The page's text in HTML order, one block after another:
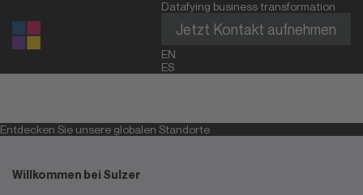
Datafying business transformation
Jetzt Kontakt aufnehmen
EN
ES
Entdecken Sie unsere globalen Standorte
Willkommen bei Sulzer